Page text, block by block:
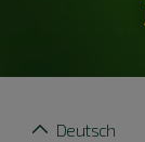
Deutsch